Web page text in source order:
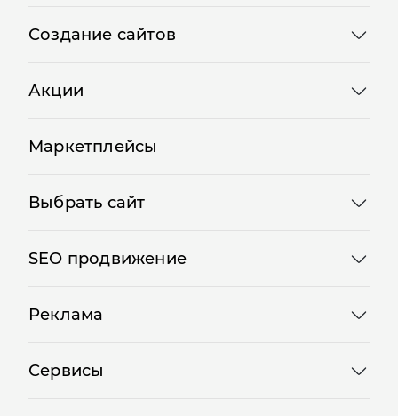
Создание сайтов
Акции
Маркетплейсы
Выбрать сайт
SEO продвижение
Реклама
Сервисы
Отправляя форму, Вы принимаете